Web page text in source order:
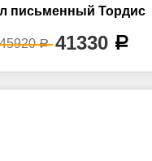
письменный Тордис
a 41330 a